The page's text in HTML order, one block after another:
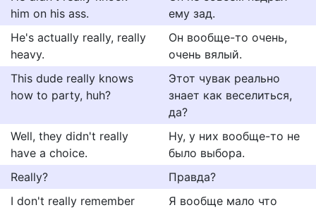
him on his ass.
ему зад.
He's actually really, really
heavy.
Он вообще-то очень,
очень вялый.
This dude really knows
how to party, huh?
Этот чувак реально
знает как веселиться,
да?
Well, they didn't really
have a choice.
Ну, у них вообще-то не
было выбора.
Really?
Правда?
I don't really remember
Я вообще мало что